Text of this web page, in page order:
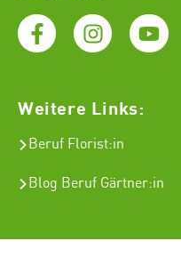
Weitere Links:
Beruf Florist:in
Blog Beruf Gärtner:in